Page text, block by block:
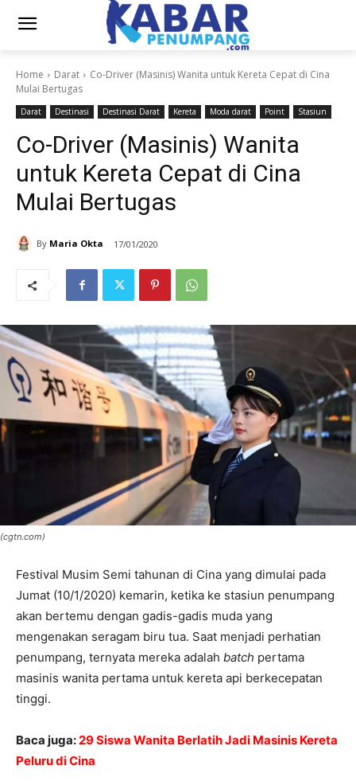
Home Darat
Co-Driver (Masinis) Wanita untuk Kereta Cepat di Cina
Mulai Bertugas
Darat Destinasi Destinasi Darat Kereta Moda darat Point Stasiun
Co-Driver (Masinis) Wanita
untuk Kereta Cepat di Cina
Mulai Bertugas
By Maria Okta 17/01/2020
(cgtn.com)
Festival Musim Semi tahunan di Cina yang dimulai pada
Jumat (10/1/2020) kemarin, ketika ke stasiun penumpang
akan bertemu dengan gadis-gadis muda yang
mengenakan seragam biru tua. Saat menjadi perhatian
penumpang, ternyata mereka adalah batch pertama
masinis wanita pertama untuk kereta api berkecepatan
tinggi.
Baca juga:29 Siswa Wanita Berlatih Jadi Masinis Kereta
Peluru di Cina